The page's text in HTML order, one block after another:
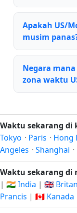
Apakah US/
musim
Negara
zona waktu
Waktu sekarang di
Tokyo · Paris · Hong
Angeles · Shanghai ·
Waktu sekarang di
| 🇮🇳 India | 🇬🇧
Prancis | 🇨🇦 Kanada